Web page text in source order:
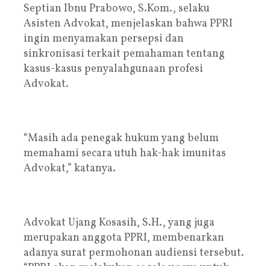
Septian Ibnu Prabowo, S.Kom., selaku
Asisten Advokat, menjelaskan bahwa PPRI
ingin menyamakan persepsi dan
sinkronisasi terkait pemahaman tentang
kasus-kasus penyalahgunaan profesi
Advokat.
“Masih ada penegak hukum yang belum
memahami secara utuh hak-hak imunitas
Advokat,” katanya.
Advokat Ujang Kosasih, S.H., yang juga
merupakan anggota PPRI, membenarkan
adanya surat permohonan audiensi tersebut.